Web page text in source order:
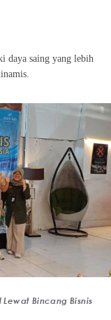
daya saing yang lebih
Bincang Bisnis